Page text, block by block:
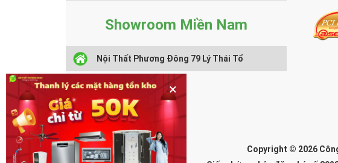
Showroom Miền Nam
Nội Thất Phương Đông 79 Lý Thái Tổ
Copyright © 2026
×